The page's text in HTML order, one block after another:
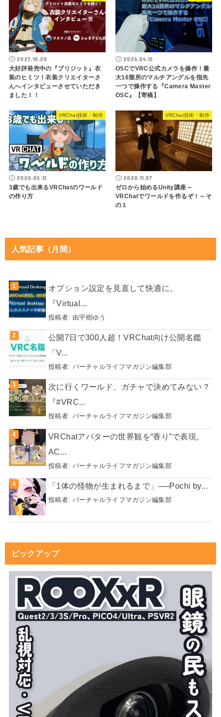
2023.10.20
大好評発売中の『ブリジット』衣
装のヒミツ！衣装クリエイターさ
んへインタビューさせていただき
ました！！
2026.04.12
OSCでVRC公式カメラを操作！最
大16箇所のマルチアングルを指先
一つで操作する『Camera Master
OSC』【寄稿】
VRChat技術・制作
2020.05.13
3歳でも出来るVRChatのワールド
の作り方
VRChat技術・制作
2020.11.07
ゼロから始めるUnity講座～
VRChatでワールドを作るぞ！～そ
の１
人気記事（月間）
オプション設定を見直して快適に。
『Virtual...
投稿者: 由宇樹ゆう
公開7日で300人超！VRChat向け公開名鑑
「V...
投稿者: バーチャルライフマガジン編集部
次に行くワールド、ガチャで決めてみない？
『#VRC...
投稿者: バーチャルライフマガジン編集部
VRChatアバターの世界観を“香り”で表現。
AC...
投稿者: バーチャルライフマガジン編集部
「1体の怪物が生まれるまで」──Pochi by...
投稿者: バーチャルライフマガジン編集部
ピックアップ